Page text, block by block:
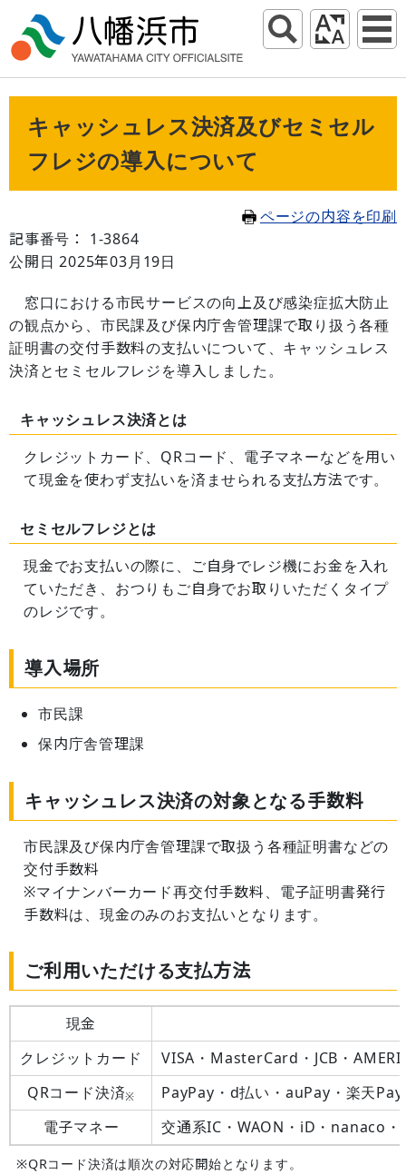
キャッシュレス決済及びセミセル
フレジの導入について
ページの内容を印刷
記事番号： 1-3864
公開日 2025年03月19日
窓口における市民サービスの向上及び感染症拡大防止
の観点から、市民課及び保内庁舎管理課で取り扱う各種
証明書の交付手数料の支払いについて、キャッシュレス
決済とセミセルフレジを導入しました。
キャッシュレス決済とは
クレジットカード、QRコード、電子マネーなどを用い
て現金を使わず支払いを済ませられる支払方法です。
セミセルフレジとは
現金でお支払いの際に、ご自身でレジ機にお金を入れ
ていただき、おつりもご自身でお取りいただくタイプ
のレジです。
導入場所
市民課
保内庁舎管理課
キャッシュレス決済の対象となる手数料
市民課及び保内庁舎管理課で取扱う各種証明書などの
交付手数料
※マイナンバーカード再交付手数料、電子証明書発行
手数料は、現金のみのお支払いとなります。
ご利用いただける支払方法
※QRコード決済は順次の対応開始となります。
現金
クレジットカード
VISA・MasterCard・JCB・
QRコード決済※
PayPay・d払い・auPay・楽天
電子マネー
交通系IC・WAON・iD・nanaco